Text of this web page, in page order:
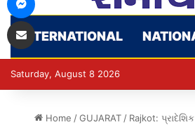
INTERNATIONAL
Saturday, August 8 2026
Home / GUJARAT / Rajkot: